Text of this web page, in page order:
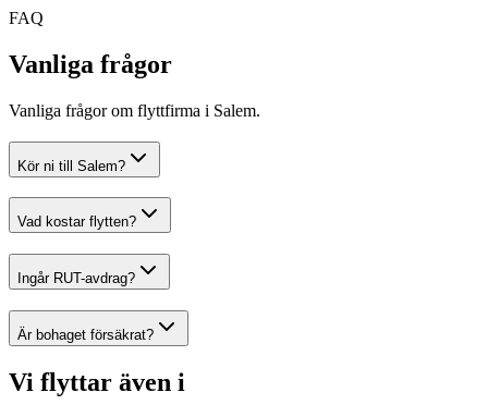
FAQ
Vanliga frågor
Vanliga frågor om flyttfirma i Salem.
Kör ni till Salem?
Vad kostar flytten?
Ingår RUT-avdrag?
Är bohaget försäkrat?
Vi flyttar även i